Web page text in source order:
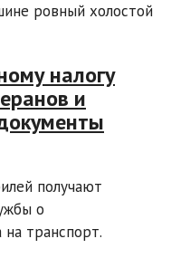
ровный холостой
налогу
и
получают
о
транспорт.